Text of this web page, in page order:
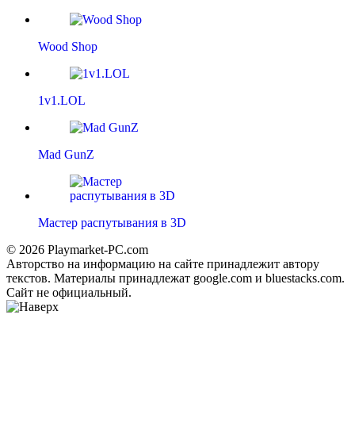
Wood Shop
1v1.LOL
Mad GunZ
Мастер распутывания в 3D
© 2026 Playmarket-PC.com
Авторство на информацию на сайте принадлежит автору
текстов. Материалы принадлежат google.com и bluestacks.com.
Сайт не официальный.